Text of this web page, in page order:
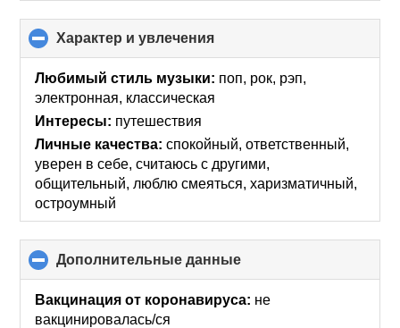
Характер и увлечения
to
collapse
Любимый стиль музыки: поп, рок, рэп,
электронная, классическая
Интересы: путешествия
Личные качества: спокойный, ответственный,
уверен в себе, считаюсь с другими,
общительный, люблю смеяться, харизматичный,
остроумный
Дополнительные данные
to
collapse
Вакцинация от коронавируса: не
вакцинировалась/ся